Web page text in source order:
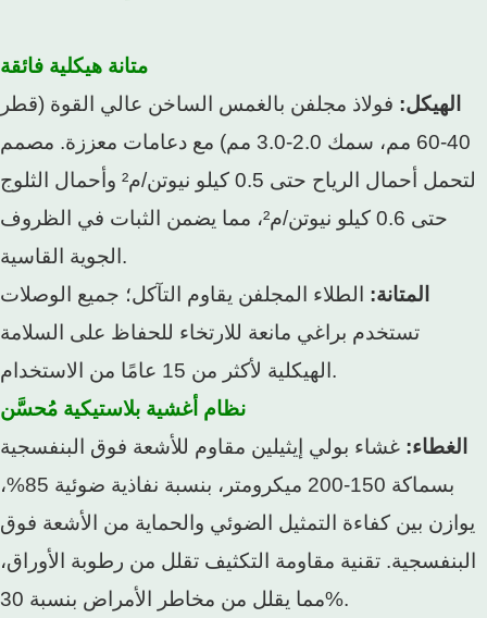
متانة هيكلية فائقة
الهيكل: فولاذ مجلفن بالغمس الساخن عالي القوة (قطر
40-60 مم، سمك 2.0-3.0 مم) مع دعامات معززة. مصمم
لتحمل أحمال الرياح حتى 0.5 كيلو نيوتن/م² وأحمال الثلوج
حتى 0.6 كيلو نيوتن/م²، مما يضمن الثبات في الظروف
الجوية القاسية.
المتانة: الطلاء المجلفن يقاوم التآكل؛ جميع الوصلات
تستخدم براغي مانعة للارتخاء للحفاظ على السلامة
الهيكلية لأكثر من 15 عامًا من الاستخدام.
نظام أغشية بلاستيكية مُحسَّن
الغطاء: غشاء بولي إيثيلين مقاوم للأشعة فوق البنفسجية
بسماكة 150-200 ميكرومتر، بنسبة نفاذية ضوئية 85%،
يوازن بين كفاءة التمثيل الضوئي والحماية من الأشعة فوق
البنفسجية. تقنية مقاومة التكثيف تقلل من رطوبة الأوراق،
مما يقلل من مخاطر الأمراض بنسبة 30%.